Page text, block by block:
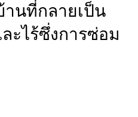
นที่กลายเป็น
ะไร้ซึ่งการซ่อม